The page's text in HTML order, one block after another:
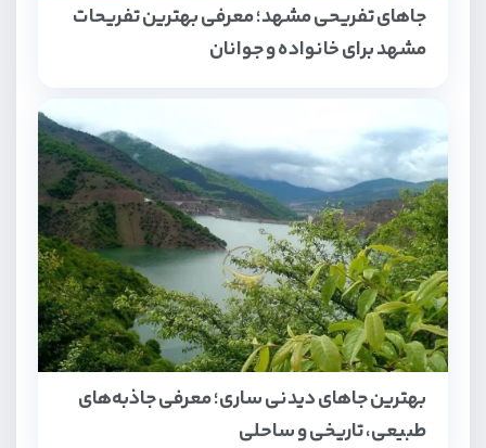
جاهای تفریحی مشهد؛ معرفی بهترین تفریحات
مشهد برای خانواده و جوانان
بهترین جاهای دیدنی ساری؛ معرفی جاذبه‌های
طبیعی، تاریخی و ساحلی